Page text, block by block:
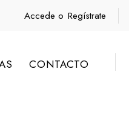
Accede o Regístrate
CONTACTO